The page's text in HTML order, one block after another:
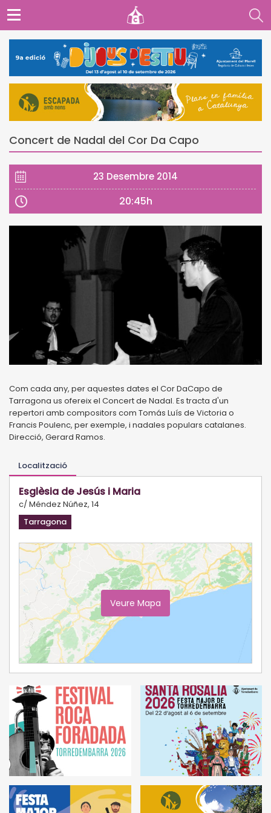
Concert de Nadal del Cor Da Capo
23 Desembre 2014
20:45h
Com cada any, per aquestes dates el Cor DaCapo de
Tarragona us ofereix el Concert de Nadal. Es tracta d'un
repertori amb compositors com Tomás Luís de Victoria o
Francis Poulenc, per exemple, i nadales populars catalanes.
Direcció, Gerard Ramos.
Localització
Esglèsia de Jesús i Maria
c/ Méndez Núñez, 14
Tarragona
Veure Mapa